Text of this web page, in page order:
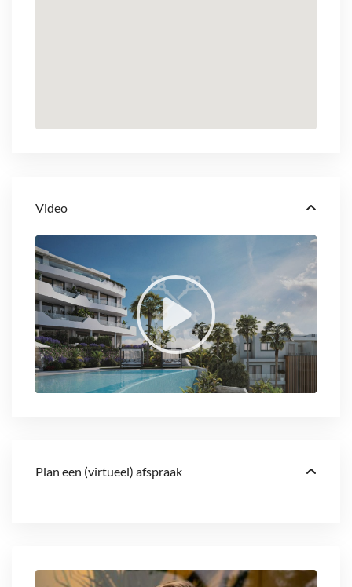
Video
Plan een (virtueel) afspraak